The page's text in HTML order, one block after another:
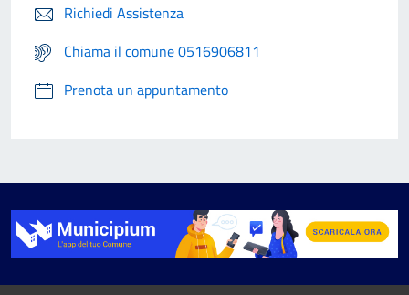
Richiedi Assistenza
Chiama il comune 0516906811
Prenota un appuntamento